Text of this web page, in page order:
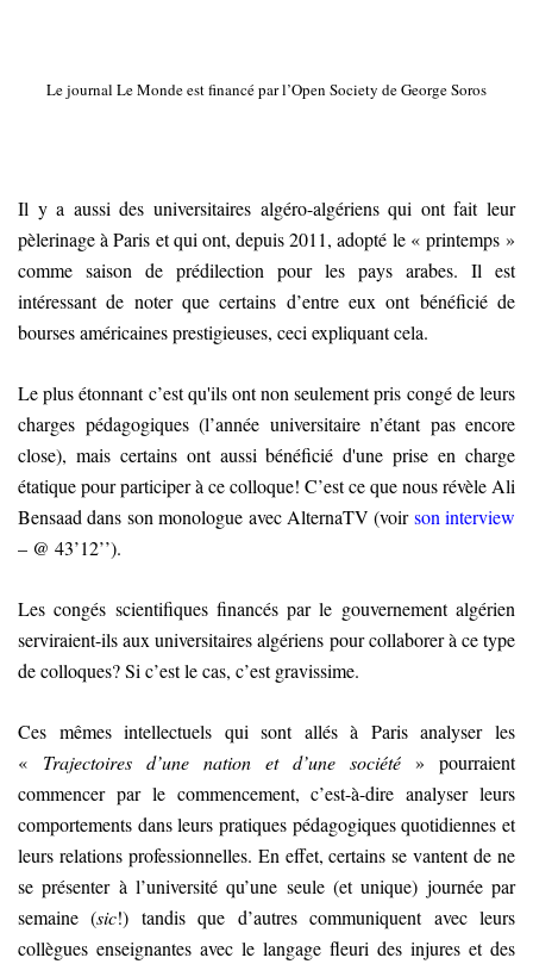
Le journal Le Monde est financé par l’Open Society de George Soros
Il y a aussi des universitaires algéro-algériens qui ont fait leur
pèlerinage à Paris et qui ont, depuis 2011, adopté le « printemps »
comme saison de prédilection pour les pays arabes. Il est
intéressant de noter que certains d’entre eux ont bénéficié de
bourses américaines prestigieuses, ceci expliquant cela.
Le plus étonnant c’est qu'ils ont non seulement pris congé de leurs
charges pédagogiques (l’année universitaire n’étant pas encore
close), mais certains ont aussi bénéficié d'une prise en charge
étatique pour participer à ce colloque! C’est ce que nous révèle Ali
Bensaad dans son monologue avec AlternaTV (voirson interview
– @ 43’12’’).
Les congés scientifiques financés par le gouvernement algérien
serviraient-ils aux universitaires algériens pour collaborer à ce type
de colloques? Si c’est le cas, c’est gravissime.
Ces mêmes intellectuels qui sont allés à Paris analyser les
« Trajectoires d’une nation et d’une société » pourraient
commencer par le commencement, c’est-à-dire analyser leurs
comportements dans leurs pratiques pédagogiques quotidiennes et
leurs relations professionnelles. En effet, certains se vantent de ne
se présenter à l’université qu’une seule (et unique) journée par
semaine (sic!) tandis que d’autres communiquent avec leurs
collègues enseignantes avec le langage fleuri des injures et des